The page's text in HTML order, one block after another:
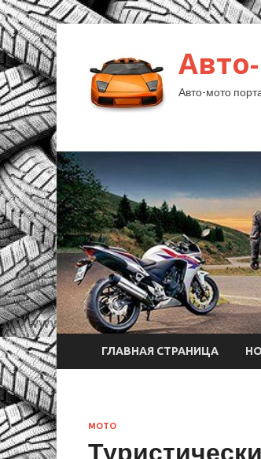
Авто-мото
ГЛАВНАЯ СТРАНИЦА
МОТО